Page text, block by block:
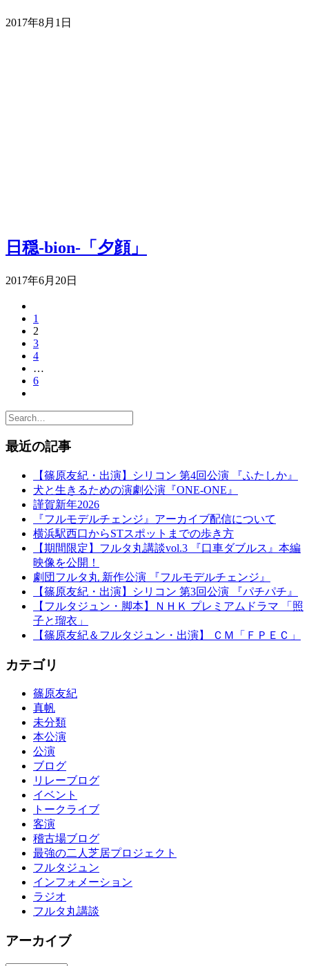
2017年8月1日
日穏-bion-「夕顔」
2017年6月20日
1
2
3
4
…
6
最近の記事
【篠原友紀・出演】シリコン 第4回公演 『ふたしか』
犬と生きるための演劇公演『ONE-ONE』
謹賀新年2026
『フルモデルチェンジ』アーカイブ配信について
横浜駅西口からSTスポットまでの歩き方
【期間限定】フルタ丸講談vol.3 『口車ダブルス』本編
映像を公開！
劇団フルタ丸 新作公演 『フルモデルチェンジ』
【篠原友紀・出演】シリコン 第3回公演 『パチパチ』
【フルタジュン・脚本】ＮＨＫ プレミアムドラマ 「照
子と瑠衣」
【篠原友紀＆フルタジュン・出演】 ＣＭ「ＦＰＥＣ」
カテゴリ
篠原友紀
真帆
未分類
本公演
公演
ブログ
リレーブログ
イベント
トークライブ
客演
稽古場ブログ
最強の二人芝居プロジェクト
フルタジュン
インフォメーション
ラジオ
フルタ丸講談
アーカイブ